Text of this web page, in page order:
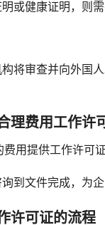
或健康证明，则
将审查并向外国
理费用工作许
用提供工作许可
到文件完成，为
许可证的流程